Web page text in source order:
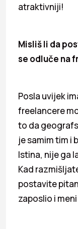
atraktivniji!
Misliš li da
se odluče na
Posla uvijek
freelancere
to da
je samim tim i
Istina, nije ga
Kad
postavite
zaposlio i